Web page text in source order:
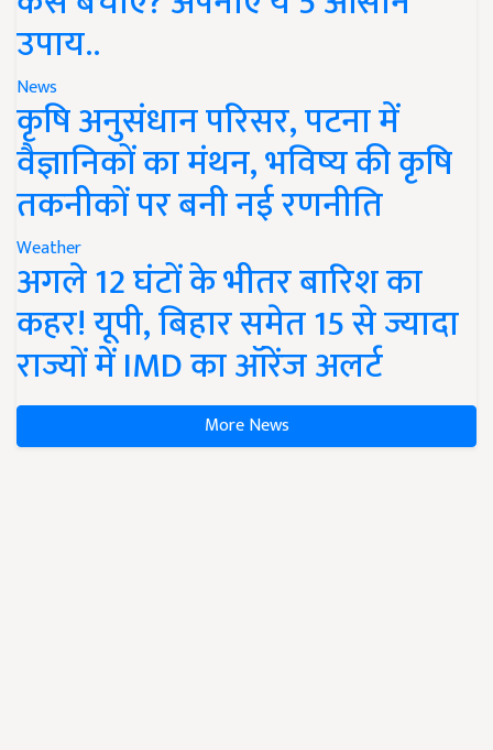
उपाय..
News
कृषि अनुसंधान परिसर, पटना में
वैज्ञानिकों का मंथन, भविष्य की कृषि
तकनीकों पर बनी नई रणनीति
Weather
अगले 12 घंटों के भीतर बारिश का
कहर! यूपी, बिहार समेत 15 से ज्यादा
राज्यों में IMD का ऑरेंज अलर्ट
More News